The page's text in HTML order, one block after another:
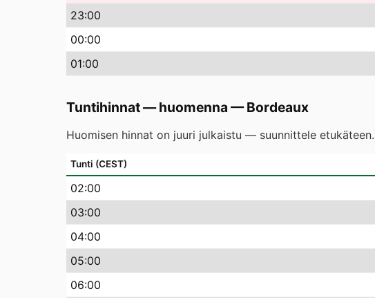
23:00
00:00
01:00
Tuntihinnat — huomenna —Bordeaux
Huomisen hinnat on juuri julkaistu — suunnittele etukäteen.
Tunti (CEST)
02:00
03:00
04:00
05:00
06:00